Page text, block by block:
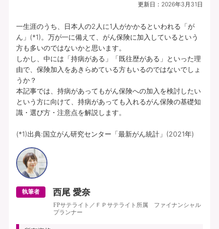
更新日： 2026年3月31日
一生涯のうち、日本人の2人に1人がかかるといわれる「が
ん」(*1)。万が一に備えて、がん保険に加入しているという
方も多いのではないかと思います。
しかし、中には「持病がある」「既往歴がある」といった理
由で、保険加入をあきらめている方もいるのではないでしょ
うか？
本記事では、持病があってもがん保険への加入を検討したい
という方に向けて、持病があっても入れるがん保険の基礎知
識・選び方・注意点を解説します。
(*1)出典:国立がん研究センター「最新がん統計」(2021年)
執筆者 西尾 愛奈
FPサテライト／ＦＰサテライト所属 ファイナンシャル
プランナー